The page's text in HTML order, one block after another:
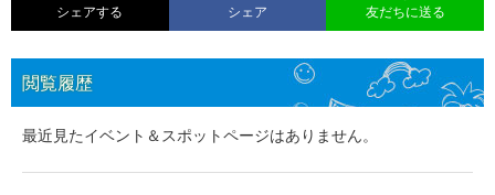
シェアする シェア 友だちに送る
閲覧履歴
最近見たイベント＆スポットページはありません。